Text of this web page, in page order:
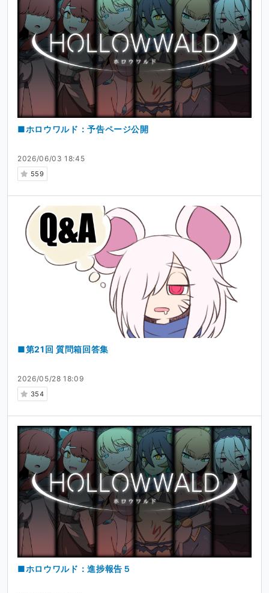
2026/06/03 18:45
559
■ホロウワルド：予告ページ公開
2026/05/28 18:09
354
■第21回 質問箱回答集
■ホロウワルド：進捗報告５